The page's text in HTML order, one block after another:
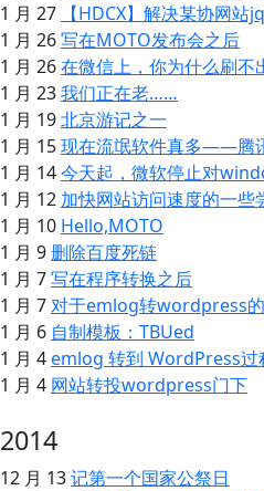
1 月 27
【HDCX】解决某协网
1 月 26写在MOTO发布会之后
1 月 26在微信上，你为什么刷不
1 月 23我们正在老……
1 月 19北京游记之一
1 月 15现在流氓软件真多——腾
1 月 14今天起，微软停止对
1 月 12 加快网站访问速度的一些
1 月 10 Hello,MOTO
1 月 9删除百度死链
1 月 7写在程序转换之后
1 月 7对于emlog转wordpress
1 月 6 自制模板：TBUed
1 月 4emlog 转到 WordPress过
1 月 4 网站转投wordpress门下
2014
12 月 13记第一个国家公祭日